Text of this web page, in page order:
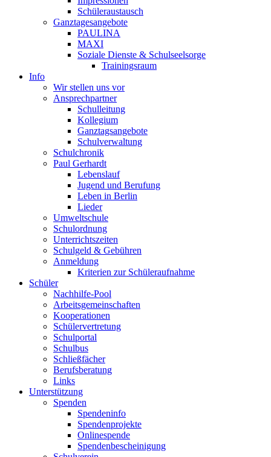
Schüleraustausch
Ganztagesangebote
PAULINA
MAXI
Soziale Dienste & Schulseelsorge
Trainingsraum
Info
Wir stellen uns vor
Ansprechpartner
Schulleitung
Kollegium
Ganztagsangebote
Schulverwaltung
Schulchronik
Paul Gerhardt
Lebenslauf
Jugend und Berufung
Leben in Berlin
Lieder
Umweltschule
Schulordnung
Unterrichtszeiten
Schulgeld & Gebühren
Anmeldung
Kriterien zur Schüleraufnahme
Schüler
Nachhilfe-Pool
Arbeitsgemeinschaften
Kooperationen
Schülervertretung
Schulportal
Schulbus
Schließfächer
Berufsberatung
Links
Unterstützung
Spenden
Spendeninfo
Spendenprojekte
Onlinespende
Spendenbescheinigung